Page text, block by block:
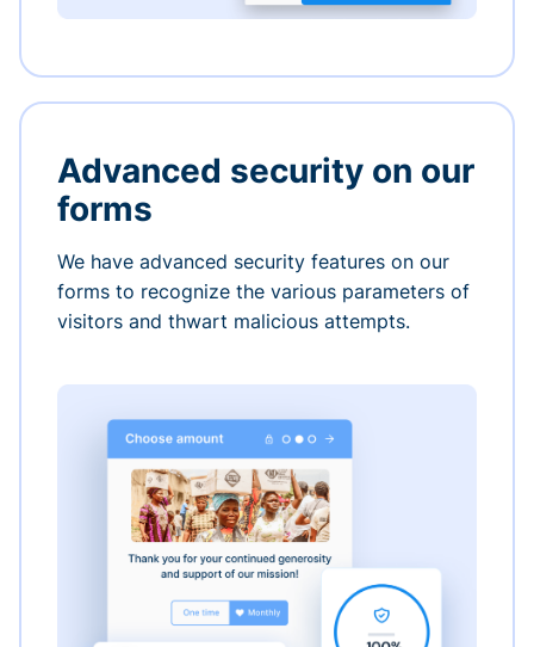
Advanced security on our
forms
We have advanced security features on our
forms to recognize the various parameters of
visitors and thwart malicious attempts.